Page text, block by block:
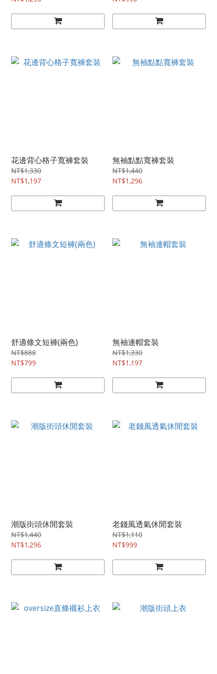
花邊背心格子寬褲套裝
NT$1,330
NT$1,197
無袖點點寬褲套裝
NT$1,440
NT$1,296
舒適條文短褲(兩色)
NT$888
NT$799
無袖連帽套裝
NT$1,330
NT$1,197
潮版街頭休閒套裝
NT$1,440
NT$1,296
老錢風透氣休閒套裝
NT$1,110
NT$999